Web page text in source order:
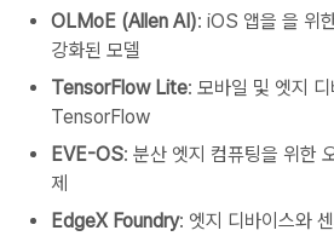
OLMoE (Allen AI): iOS 앱을 을 위
강화된 모델
TensorFlow Lite: 모바일 및 엣지
TensorFlow
EVE-OS: 분산 엣지 컴퓨팅을 위한
제
EdgeX Foundry: 엣지 디바이스와